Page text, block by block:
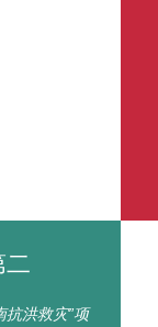
二
抗洪救灾”项